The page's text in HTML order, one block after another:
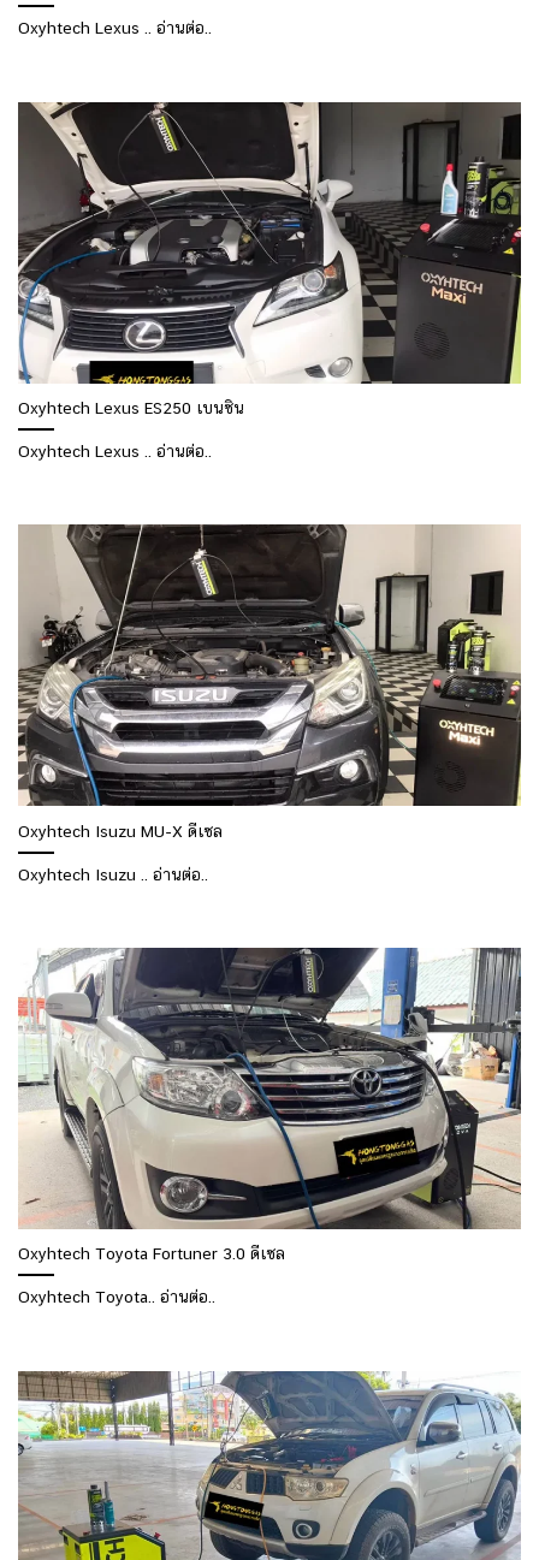
Oxyhtech Lexus .. อ่านต่อ..
Oxyhtech Lexus ES250 เบนซิน
Oxyhtech Lexus .. อ่านต่อ..
Oxyhtech Isuzu MU-X ดีเซล
Oxyhtech Isuzu .. อ่านต่อ..
Oxyhtech Toyota Fortuner 3.0 ดีเซล
Oxyhtech Toyota.. อ่านต่อ..